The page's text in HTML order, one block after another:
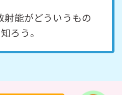
射能がどういうもの
ろう。